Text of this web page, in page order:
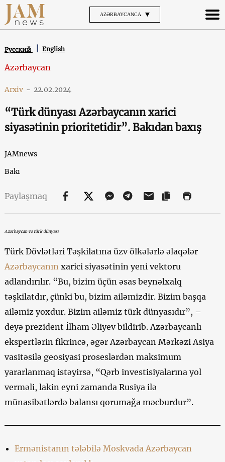
AZƏRBAYCANCA
Русский English
Azərbaycan
Arxiv - 22.02.2024
“Türk dünyası Azərbaycanın xarici
siyasətinin prioritetidir”. Bakıdan baxış
JAMnews
Bakı
Paylaşmaq
Azərbaycan və türk dünyası
Türk Dövlətləri Təşkilatına üzv ölkələrlə əlaqələr
Azərbaycanın xarici siyasətinin yeni vektoru
adlandırılır. “Bu, bizim üçün əsas beynəlxalq
təşkilatdır, çünki bu, bizim ailəmizdir. Bizim başqa
ailəmiz yoxdur. Bizim ailəmiz türk dünyasıdır”, –
deyə prezident İlham Əliyev bildirib. Azərbaycanlı
ekspertlərin fikrincə, əgər Azərbaycan Mərkəzi Asiya
vasitəsilə geosiyasi proseslərdən maksimum
yararlanmaq istəyirsə, “Qərb investisiyalarına yol
verməli, lakin eyni zamanda Rusiya ilə
münasibətlərdə balansı qorumağa məcburdur”.
Ermənistanın tələbilə Moskvada Azərbaycan